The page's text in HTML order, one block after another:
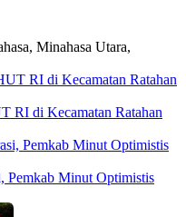
Minahasa Utara,
RI di Kecamatan Ratahan
Pemkab Minut Optimistis